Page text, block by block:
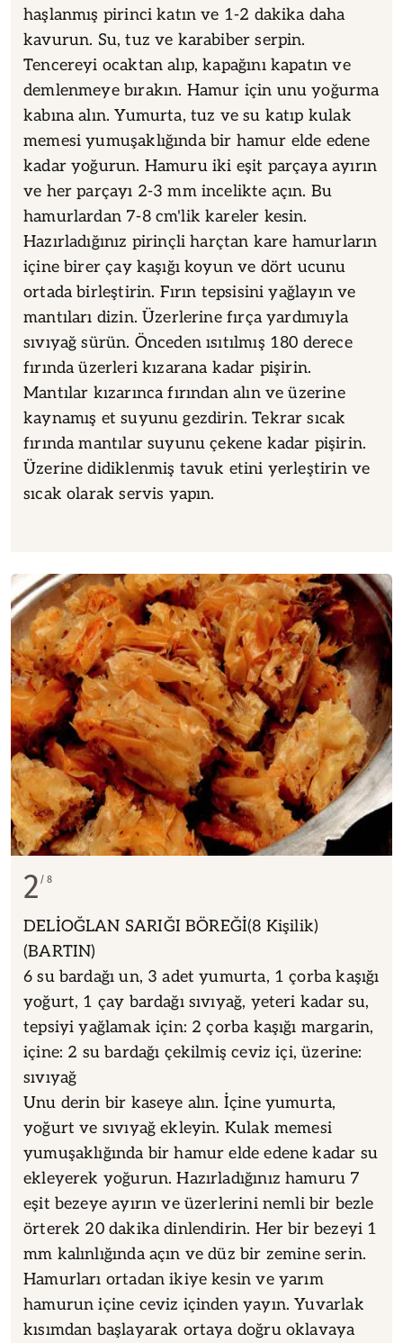
haşlanmış pirinci katın ve 1-2 dakika daha
kavurun. Su, tuz ve karabiber serpin.
Tencereyi ocaktan alıp, kapağını kapatın ve
demlenmeye bırakın. Hamur için unu yoğurma
kabına alın. Yumurta, tuz ve su katıp kulak
memesi yumuşaklığında bir hamur elde edene
kadar yoğurun. Hamuru iki eşit parçaya ayırın
ve her parçayı 2-3 mm incelikte açın. Bu
hamurlardan 7-8 cm'lik kareler kesin.
Hazırladığınız pirinçli harçtan kare hamurların
içine birer çay kaşığı koyun ve dört ucunu
ortada birleştirin. Fırın tepsisini yağlayın ve
mantıları dizin. Üzerlerine fırça yardımıyla
sıvıyağ sürün. Önceden ısıtılmış 180 derece
fırında üzerleri kızarana kadar pişirin.
Mantılar kızarınca fırından alın ve üzerine
kaynamış et suyunu gezdirin. Tekrar sıcak
fırında mantılar suyunu çekene kadar pişirin.
Üzerine didiklenmiş tavuk etini yerleştirin ve
sıcak olarak servis yapın.
2 8
DELİOĞLAN SARIĞI BÖREĞİ(8 Kişilik)
(BARTIN)
6 su bardağı un, 3 adet yumurta, 1 çorba kaşığı
yoğurt, 1 çay bardağı sıvıyağ, yeteri kadar su,
tepsiyi yağlamak için: 2 çorba kaşığı margarin,
içine: 2 su bardağı çekilmiş ceviz içi, üzerine:
sıvıyağ
Unu derin bir kaseye alın. İçine yumurta,
yoğurt ve sıvıyağ ekleyin. Kulak memesi
yumuşaklığında bir hamur elde edene kadar su
ekleyerek yoğurun. Hazırladığınız hamuru 7
eşit bezeye ayırın ve üzerlerini nemli bir bezle
örterek 20 dakika dinlendirin. Her bir bezeyi 1
mm kalınlığında açın ve düz bir zemine serin.
Hamurları ortadan ikiye kesin ve yarım
hamurun içine ceviz içinden yayın. Yuvarlak
kısımdan başlayarak ortaya doğru oklavaya